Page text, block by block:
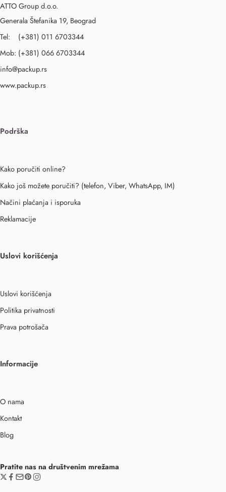
ATTO Group d.o.o.
Generala Štefanika 19, Beograd
Tel: (+381) 011 6703344
Mob: (+381) 066 6703344
info@packup.rs
www.packup.rs
Podrška
Kako poručiti online?
Kako još možete poručiti? (telefon, Viber, WhatsApp, IM)
Načini plaćanja i isporuka
Reklamacije
Uslovi korišćenja
Uslovi korišćenja
Politika privatnosti
Prava potrošača
Informacije
O nama
Kontakt
Blog
Pratite nas na društvenim mrežama